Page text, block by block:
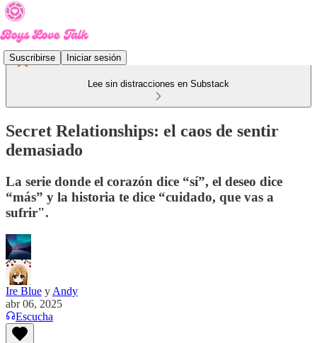
Suscribirse Iniciar sesión
Lee sin distracciones en Substack
Secret Relationships: el caos de sentir
demasiado
La serie donde el corazón dice “sí”, el deseo dice
“más” y la historia te dice “cuidado, que vas a
sufrir".
Ire Blue y Andy
abr 06, 2025
Escucha